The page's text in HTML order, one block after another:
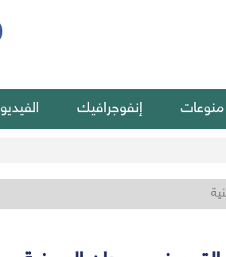
منوعات إنفوجرافيك الفيديو